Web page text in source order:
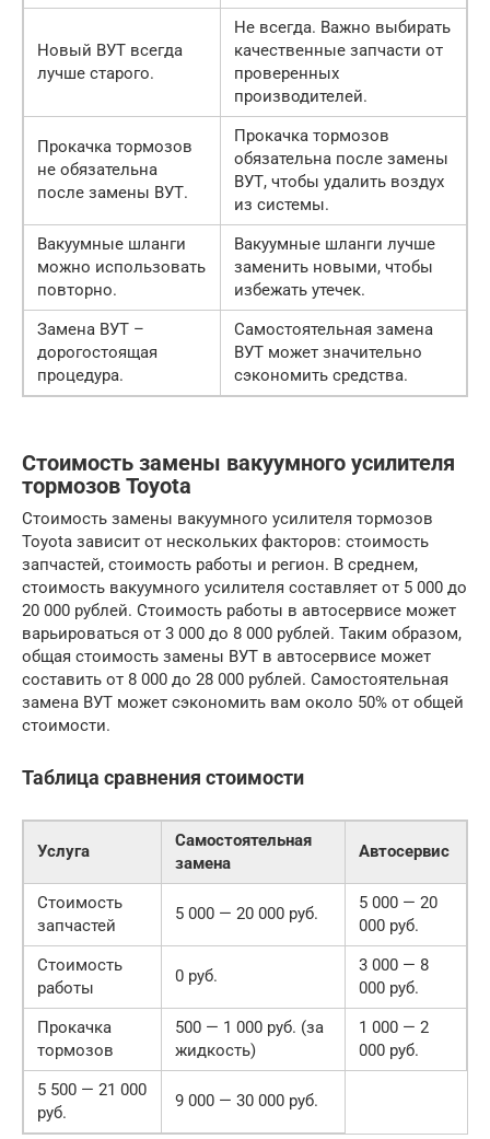
Новый ВУТ всегда
лучше старого.
Не всегда. Важно выбирать
качественные запчасти от
проверенных
производителей.
Прокачка тормозов
не обязательна
после замены ВУТ.
Прокачка тормозов
обязательна после замены
ВУТ, чтобы удалить воздух
из системы.
Вакуумные шланги
можно использовать
повторно.
Вакуумные шланги лучше
заменить новыми, чтобы
избежать утечек.
Замена ВУТ –
дорогостоящая
процедура.
Самостоятельная замена
ВУТ может значительно
сэкономить средства.
Стоимость замены вакуумного усилителя
тормозов Toyota
Стоимость замены вакуумного усилителя тормозов
Toyota зависит от нескольких факторов: стоимость
запчастей, стоимость работы и регион. В среднем,
стоимость вакуумного усилителя составляет от 5 000 до
20 000 рублей. Стоимость работы в автосервисе может
варьироваться от 3 000 до 8 000 рублей. Таким образом,
общая стоимость замены ВУТ в автосервисе может
составить от 8 000 до 28 000 рублей. Самостоятельная
замена ВУТ может сэкономить вам около 50% от общей
стоимости.
Таблица сравнения стоимости
Услуга
Самостоятельная
замена
Автосервис
Стоимость
запчастей
5 000 — 20 000 руб.
5 000 — 20
000 руб.
Стоимость
работы
0 руб.
3 000 — 8
000 руб.
Прокачка
тормозов
500 — 1 000 руб. (за
жидкость)
1 000 — 2
000 руб.
5 500 — 21 000
руб.
9 000 — 30 000 руб.